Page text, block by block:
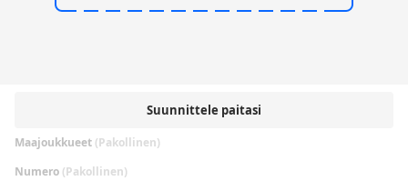
Suunnittele paitasi
Maajoukkueet (Pakollinen)
Numero (Pakollinen)